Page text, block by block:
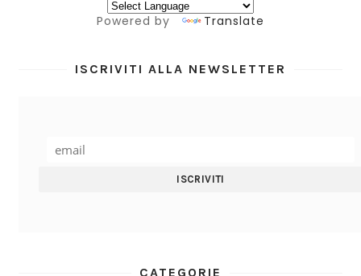
Powered by Translate
ISCRIVITI ALLA NEWSLETTER
CATEGORIE